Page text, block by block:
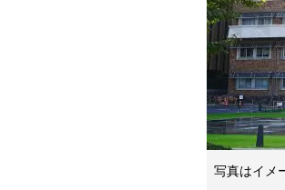
写真はイメ